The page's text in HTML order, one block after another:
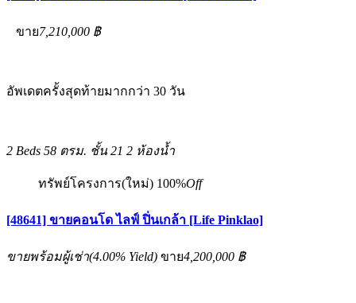
ขาย7,210,000 ฿
อัพเดตครั้งสุดท้ายมากกว่า 30 วัน
2 Beds 58 ตรม. ชั้น 21 2 ห้องน้ำ
ทรัพย์โครงการ(ใหม่) 100%Off
[48641] ขายคอนโด ไลฟ์ ปิ่นเกล้า [Life Pinklao]
ขายพร้อมผู้เช่า(4.00% Yield) ขาย4,200,000 ฿